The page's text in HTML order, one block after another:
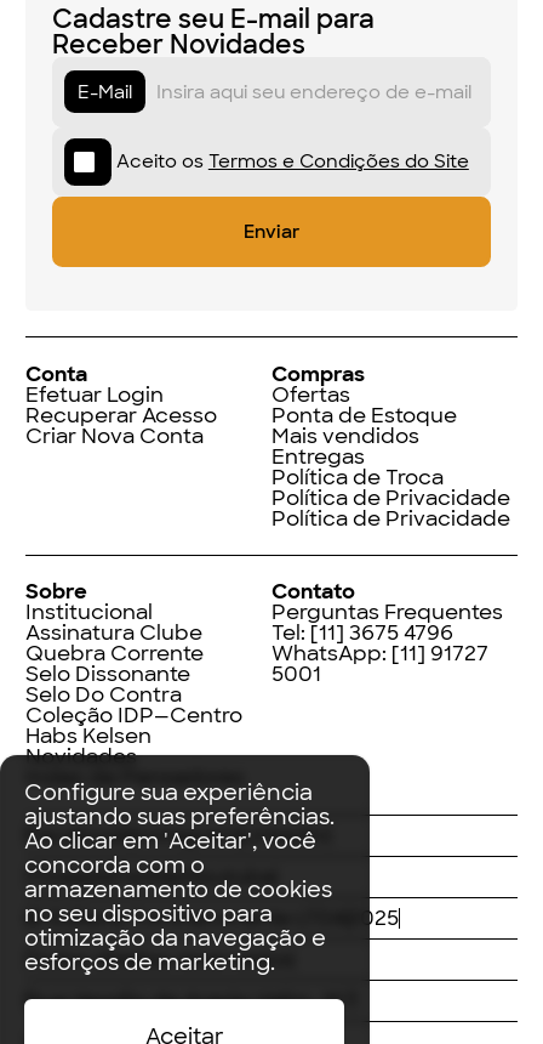
Configure sua experiência
ajustando suas preferências.
Ao clicar em 'Aceitar', você
concorda com o
armazenamento de cookies
no seu dispositivo para
otimização da navegação e
esforços de marketing.
Aceitar
Cadastre seu E-mail para
Receber Novidades
E-Mail
Aceito os Termos e Condições do Site
Conta
Efetuar Login
Recuperar Acesso
Criar Nova Conta
Compras
Ofertas
Ponta de Estoque
Mais vendidos
Entregas
Política de Troca
Política de Privacidade
Política de Privacidade
Sobre
Institucional
Assinatura Clube
Quebra Corrente
Selo Dissonante
Selo Do Contra
Coleção IDP—Centro
Habs Kelsen
Novidades
Index de Pensadores
Contato
Perguntas Frequentes
Tel: [11] 3675 4796
WhatsApp: [11] 91727
5001
FacebookInstagramLinkedIn
ThreadsTwitterYoutube
© Editora Contracorrente LTDA
2025
Todos direitos reservados
Rua Vergílio de Araújo Valim, 167